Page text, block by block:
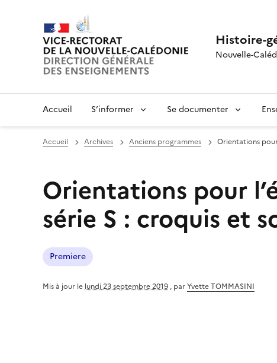
Histoire-
Nouvelle-
Accueil S’informer Se documenter
Accueil Archives Anciens programmes Orientations
Orientations pour
série S : croquis et
Premiere
Mis à jour le lundi 23 septembre 2019 , parYvette TOMMASINI